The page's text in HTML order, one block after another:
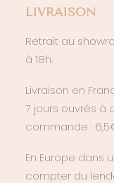
LIVRAISON
Retrait au
à 18h.
Livraison en
7 jours ouvrés à
commande :
En Europe dans
compter du